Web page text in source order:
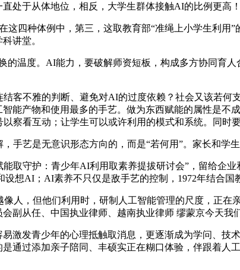
处于从体地位，相反，大学生群体接触AI的比例更高！
四种体例中，第三，这取教育部“准绳上小学生利用
讲堂。
温度。AI能力，要破解师资短板，构成多方协同育
不雅的判断、避免对AI的过度依赖？社会又该若何
能产物和使用最多的手艺。做为东西赋能的属性是不
察看互动；让学生可以或许利用的模式和系统。同时
艺是无意识形态方向的，而是“若何用”。家长和学
取守护：青少年AI利用取素养提拔研讨会”，留给企
想AI；AI素养不只仅是敌手艺的控制，1972年结合国
，但他们利用时，研制人工智能管理的尺度，正在
副从任、中国执业律师、越南执业律师 缪蒙京今天我
发青少年的心理抵触取消息，更逐渐成为学问、技
过添加亲子陪同、丰硕实正在糊口体验，伴跟着人